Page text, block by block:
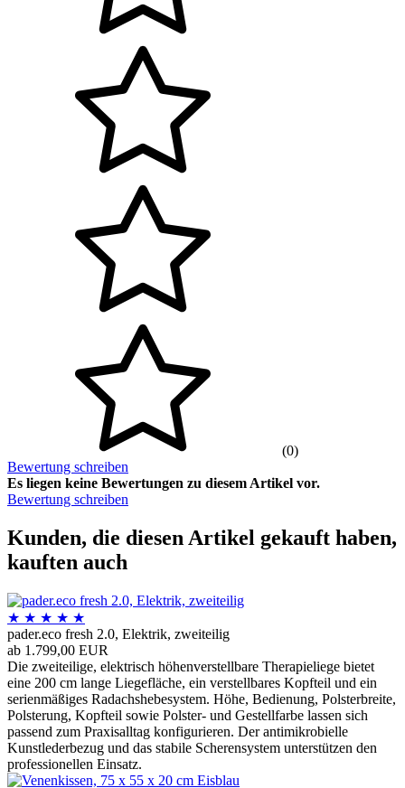
(0)
Bewertung schreiben
Es liegen keine Bewertungen zu diesem Artikel vor.
Bewertung schreiben
Kunden, die diesen Artikel gekauft haben,
kauften auch
★ ★ ★ ★ ★
pader.eco fresh 2.0, Elektrik, zweiteilig
ab 1.799,00 EUR
Die zweiteilige, elektrisch höhenverstellbare Therapieliege bietet
eine 200 cm lange Liegefläche, ein verstellbares Kopfteil und ein
serienmäßiges Radachshebesystem. Höhe, Bedienung, Polsterbreite,
Polsterung, Kopfteil sowie Polster- und Gestellfarbe lassen sich
passend zum Praxisalltag konfigurieren. Der antimikrobielle
Kunstlederbezug und das stabile Scherensystem unterstützen den
professionellen Einsatz.